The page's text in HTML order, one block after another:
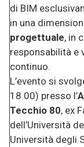
di BIM
in una
progettuale, in
responsabilità e
continuo.
L’evento si
18.00) presso l’
Tecchio 80, ex
dell’Università
Università degli